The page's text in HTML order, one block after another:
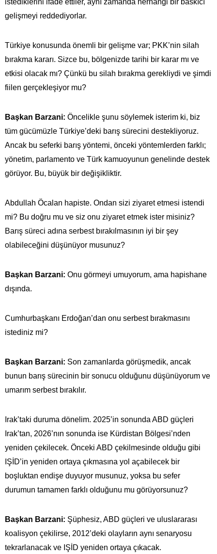
gelişmeyi reddediyorlar.
Türkiye konusunda önemli bir gelişme var; PKK’nin silah
bırakma kararı. Sizce bu, bölgenizde tarihi bir karar mı ve
etkisi olacak mı? Çünkü bu silah bırakma gerekliydi ve şimdi
fiilen gerçekleşiyor mu?
Başkan Barzani: Öncelikle şunu söylemek isterim ki, biz
tüm gücümüzle Türkiye’deki barış sürecini destekliyoruz.
Ancak bu seferki barış yöntemi, önceki yöntemlerden farklı;
yönetim, parlamento ve Türk kamuoyunun genelinde destek
görüyor. Bu, büyük bir değişikliktir.
Abdullah Öcalan hapiste. Ondan sizi ziyaret etmesi istendi
mi? Bu doğru mu ve siz onu ziyaret etmek ister misiniz?
Barış süreci adına serbest bırakılmasının iyi bir şey
olabileceğini düşünüyor musunuz?
Başkan Barzani: Onu görmeyi umuyorum, ama hapishane
dışında.
Cumhurbaşkanı Erdoğan’dan onu serbest bırakmasını
istediniz mi?
Başkan Barzani: Son zamanlarda görüşmedik, ancak
bunun barış sürecinin bir sonucu olduğunu düşünüyorum ve
umarım serbest bırakılır.
Irak’taki duruma dönelim. 2025’in sonunda ABD güçleri
Irak’tan, 2026’nın sonunda ise Kürdistan Bölgesi’nden
yeniden çekilecek. Önceki ABD çekilmesinde olduğu gibi
IŞİD’in yeniden ortaya çıkmasına yol açabilecek bir
boşluktan endişe duyuyor musunuz, yoksa bu sefer
durumun tamamen farklı olduğunu mu görüyorsunuz?
Başkan Barzani: Şüphesiz, ABD güçleri ve uluslararası
koalisyon çekilirse, 2012’deki olayların aynı senaryosu
tekrarlanacak ve IŞİD yeniden ortaya çıkacak.